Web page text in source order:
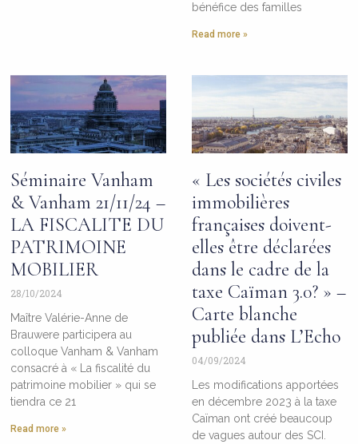
bénéfice des familles
Read more »
Séminaire Vanham
& Vanham 21/11/24 –
LA FISCALITE DU
PATRIMOINE
MOBILIER
28/10/2024
Maître Valérie-Anne de
Brauwere participera au
colloque Vanham & Vanham
consacré à « La fiscalité du
patrimoine mobilier » qui se
tiendra ce 21
Read more »
« Les sociétés civiles
immobilières
françaises doivent-
elles être déclarées
dans le cadre de la
taxe Caïman 3.0? » –
Carte blanche
publiée dans L’Echo
04/09/2024
Les modifications apportées
en décembre 2023 à la taxe
Caïman ont créé beaucoup
de vagues autour des SCI.